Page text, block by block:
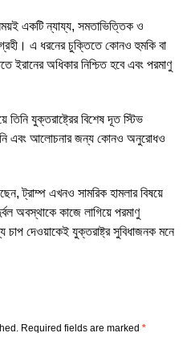
একটি ন্যায্য, সমতাভিত্তিক ও
এ ধরনের চুক্তিতে কোনও হুমকি বা
ইরানের অধিকার নিশ্চিত হবে এবং পরমাণু
যুক্তরাষ্ট্রের বিশেষ দূত স্টিভ
এবং আলোচনার জন্য কোনও অনুরোধও
ট্রাম্প এখনও সামরিক হামলার বিষয়ে
অবস্থাকে কাজে লাগিয়ে পরমাণু
চাপ দেওয়াকেই যুক্তরাষ্ট্র সুবিধাজনক মনে
Required fields are marked *